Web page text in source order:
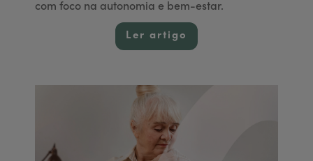
com foco na autonomia e bem-estar.
Ler artigo